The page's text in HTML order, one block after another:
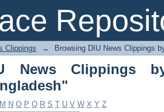
News Clippings by
Clippings → Browsing DIU News Clippings
News Clippings
M N O P Q R S T U V W X Y Z